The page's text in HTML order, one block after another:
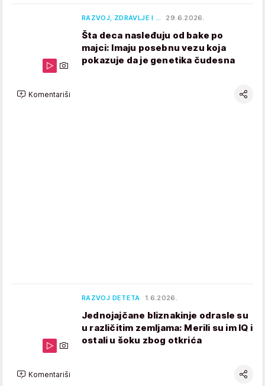
RAZVOJ, ZDRAVLJE I … 29.6.2026.
Šta deca nasleđuju od bake po
majci: Imaju posebnu vezu koja
pokazuje da je genetika čudesna
Komentariši
RAZVOJ DETETA 1.6.2026.
Jednojajčane bliznakinje odrasle su
u različitim zemljama: Merili su im IQ i
ostali u šoku zbog otkrića
Komentariši